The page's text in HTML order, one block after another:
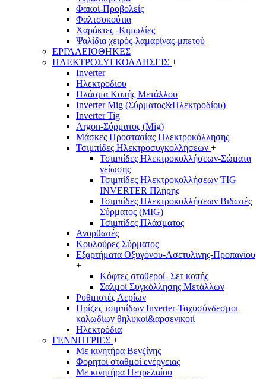
Φακοί-Προβολείς
Φαλτσοκούτια
Χαράκτες -Κιμωλίες
Ψαλίδια χειρός-λαμαρίνας-μπετού
ΕΡΓΑΛΕΙΟΘΗΚΕΣ
ΗΛΕΚΤΡΟΣΥΓΚΟΛΛΗΣΕΙΣ +
Inverter
Ηλεκτροδίου
Πλάσμα Κοπής Μετάλλου
Inverter Mig (Σύρματος&Ηλεκτροδίου)
Inverter Tig
Argon-Σύρματος (Mig)
Μάσκες Προστασίας Ηλεκτροκόλλησης
Τσιμπίδες Ηλεκτροσυγκολλήσεων +
Τσιμπίδες Ηλεκτροκολλήσεων-Σώματα
γείωσης
Τσιμπίδες Ηλεκτροκολλήσεων TIG
INVERTER Πλήρης
Τσιμπίδες Ηλεκτροκολλήσεων Βιδωτές
Σύρματος (MIG)
Τσιμπίδες Πλάσματος
Ανορθωτές
Κουλούρες Σύρματος
Εξαρτήματα Οξυγόνου-Ασετυλίνης-Προπανίου
+
Κόφτες σταθεροί- Σετ κοπής
Σαλμοί Συγκόλλησης Μετάλλων
Ρυθμιστές Αερίων
Πρίζες τσιμπίδων Inverter-Ταχυσύνδεσμοι
καλωδίων θηλυκοί&αρσενικοιί
Ηλεκτρόδια
ΓΕΝΝΗΤΡΙΕΣ +
Με κινητήρα Βενζίνης
Φορητοί σταθμοί ενέργειας
Με κινητήρα Πετρελαίου